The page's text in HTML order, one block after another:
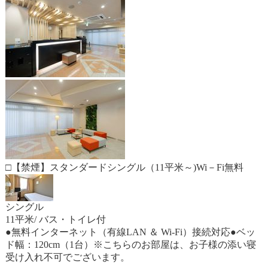
□【禁煙】スタンダードシングル（11平米～)Wi－Fi無料
シングル
11平米/ バス・トイレ付
●無料インターネット（有線LAN ＆ Wi-Fi）接続対応●ベッ
ド幅：120cm（1台）※こちらのお部屋は、お子様の添い寝
受け入れ不可でございます。